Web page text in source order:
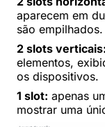
aparecem em
são empilhados.
2 slots verticais:
elementos,
os dispositivos.
1 slot: apenas
mostrar uma